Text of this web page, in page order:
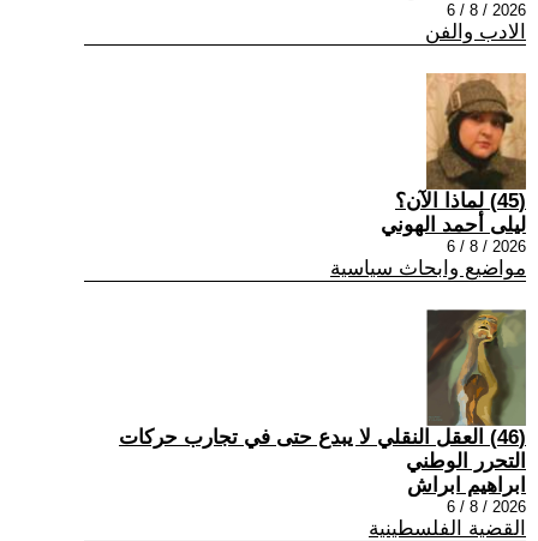
2026 / 8 / 6
الادب والفن
(45) لماذا الآن؟
ليلى أحمد الهوني
2026 / 8 / 6
مواضيع وابحاث سياسية
(46) العقل النقلي لا يبدع حتى في تجارب حركات
التحرر الوطني
ابراهيم ابراش
2026 / 8 / 6
القضية الفلسطينية